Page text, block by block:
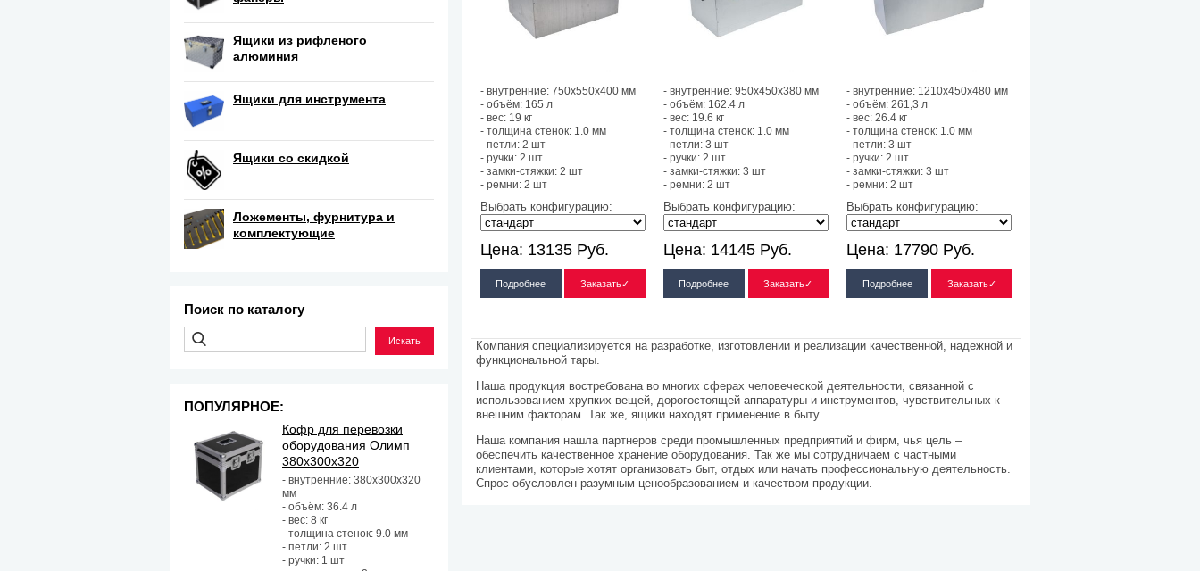
Ящики из рифленого
алюминия
Ящики для инструмента
Ящики со скидкой
Ложементы, фурнитура и
комплектующие
Поиск по каталогу
ПОПУЛЯРНОЕ:
Кофр для перевозки
оборудования Олимп
380х300х320
- внутренние: 380х300х320
мм
- объём: 36.4 л
- вес: 8 кг
- толщина стенок: 9.0 мм
- петли: 2 шт
- ручки: 1 шт
- внутренние: 750х550х400 мм
- объём: 165 л
- вес: 19 кг
- толщина стенок: 1.0 мм
- петли: 2 шт
- ручки: 2 шт
- замки-стяжки: 2 шт
- ремни: 2 шт
Выбрать конфигурацию:
Цена: 13135 Руб.
Подробнее Заказать✓
- внутренние: 950х450х380 мм
- объём: 162.4 л
- вес: 19.6 кг
- толщина стенок: 1.0 мм
- петли: 3 шт
- ручки: 2 шт
- замки-стяжки: 3 шт
- ремни: 2 шт
Выбрать конфигурацию:
Цена: 14145 Руб.
Подробнее Заказать✓
- внутренние: 1210х450х480 мм
- объём: 261,3 л
- вес: 26.4 кг
- толщина стенок: 1.0 мм
- петли: 3 шт
- ручки: 2 шт
- замки-стяжки: 3 шт
- ремни: 2 шт
Выбрать конфигурацию:
Цена: 17790 Руб.
Подробнее Заказать✓
Компания специализируется на разработке, изготовлении и реализации качественной, надежной и
функциональной тары.
Наша продукция востребована во многих сферах человеческой деятельности, связанной с
использованием хрупких вещей, дорогостоящей аппаратуры и инструментов, чувствительных к
внешним факторам. Так же, ящики находят применение в быту.
Наша компания нашла партнеров среди промышленных предприятий и фирм, чья цель –
обеспечить качественное хранение оборудования. Так же мы сотрудничаем с частными
клиентами, которые хотят организовать быт, отдых или начать профессиональную деятельность.
Спрос обусловлен разумным ценообразованием и качеством продукции.